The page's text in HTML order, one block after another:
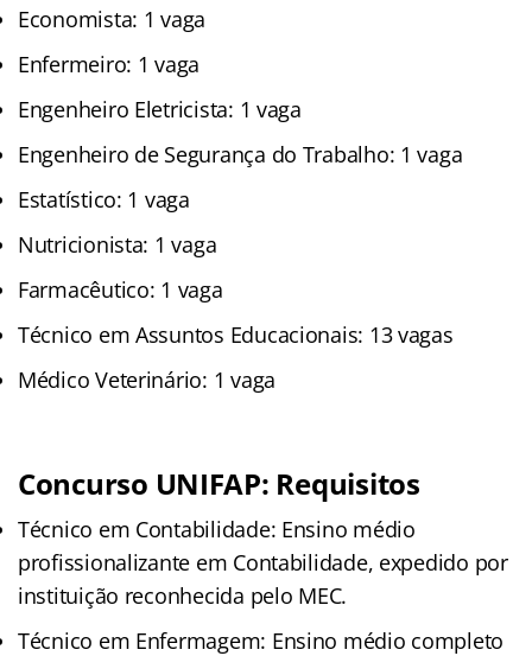
Economista: 1 vaga
Enfermeiro: 1 vaga
Engenheiro Eletricista: 1 vaga
Engenheiro de Segurança do Trabalho: 1 vaga
Estatístico: 1 vaga
Nutricionista: 1 vaga
Farmacêutico: 1 vaga
Técnico em Assuntos Educacionais: 13 vagas
Médico Veterinário: 1 vaga
Concurso UNIFAP: Requisitos
Técnico em Contabilidade: Ensino médio
profissionalizante em Contabilidade, expedido por
instituição reconhecida pelo MEC.
Técnico em Enfermagem: Ensino médio completo